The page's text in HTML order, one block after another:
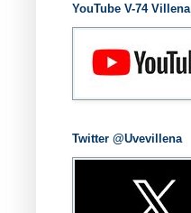
YouTube V-74 Villena
Twitter @Uvevillena